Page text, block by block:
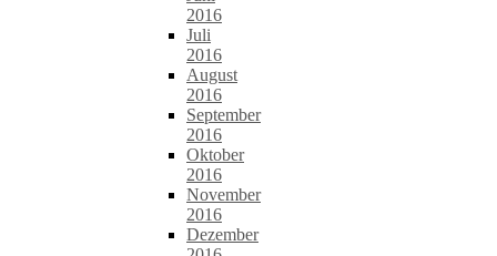
2016
Juli
2016
August
2016
September
2016
Oktober
2016
November
2016
Dezember